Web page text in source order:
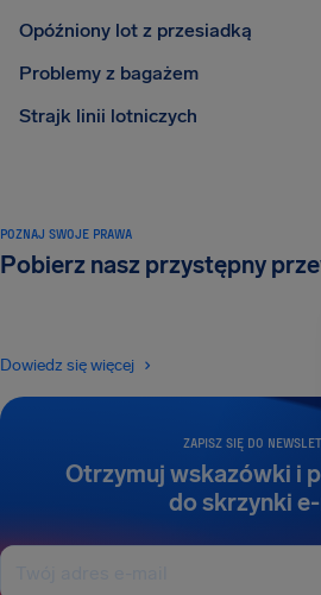
Opóźniony lot z przesiadką
Problemy z bagażem
Strajk linii lotniczych
ZAPISZ SIĘ DO
Otrzymuj wskazówki i
do skrzynki
POZNAJ SWOJE PRAWA
Pobierz nasz przystępny
Dowiedz się więcej